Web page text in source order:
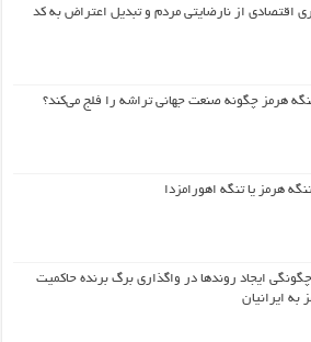
اقتصادی از نارضایتی مردم و تبدیل اعتراض به کد
هرمز چگونه صنعت جهانی تراشه را فلج می‌کند؟
هرمز یا تنگه اهورامزدا
ایجاد روندها در واگذاری برگ برنده حاکمیت
به ایرانیان